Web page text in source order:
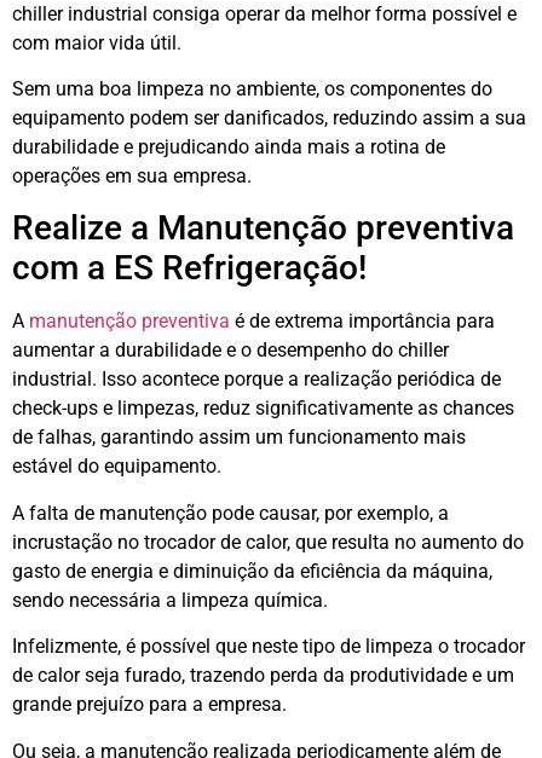
chiller industrial consiga operar da melhor forma possível e
com maior vida útil.
Sem uma boa limpeza no ambiente, os componentes do
equipamento podem ser danificados, reduzindo assim a sua
durabilidade e prejudicando ainda mais a rotina de
operações em sua empresa.
Realize a Manutenção preventiva
com a ES Refrigeração!
A manutenção preventiva é de extrema importância para
aumentar a durabilidade e o desempenho do chiller
industrial. Isso acontece porque a realização periódica de
check-ups e limpezas, reduz significativamente as chances
de falhas, garantindo assim um funcionamento mais
estável do equipamento.
A falta de manutenção pode causar, por exemplo, a
incrustação no trocador de calor, que resulta no aumento do
gasto de energia e diminuição da eficiência da máquina,
sendo necessária a limpeza química.
Infelizmente, é possível que neste tipo de limpeza o trocador
de calor seja furado, trazendo perda da produtividade e um
grande prejuízo para a empresa.
Ou seja, a manutenção realizada periodicamente além de